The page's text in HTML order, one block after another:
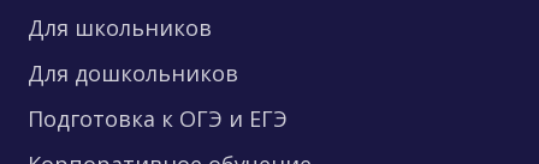
Для школьников
Для дошкольников
Подготовка к ОГЭ и ЕГЭ